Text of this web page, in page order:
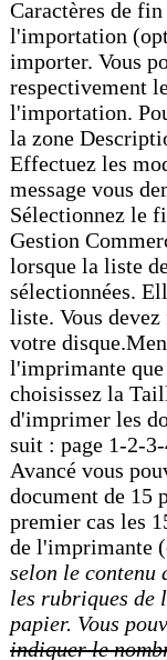
Caractères de
l'importation
importer. Vous
respectivement
l'importation.
la zone
Effectuez les
message vous
Sélectionnez le
Gestion
lorsque la liste
sélectionnées.
liste. Vous
votre
l'imprimante que
choisissez la
d'imprimer les
suit : page 1-2-
Avancé vous
document de 15
premier cas les
de l'imprimante
selon le contenu
les rubriques de
papier. Vous
indiquer le